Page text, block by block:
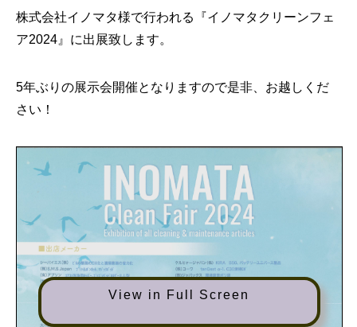
株式会社イノマタ様で行われる『イノマタクリーンフェ
ア2024』に出展致します。
5年ぶりの展示会開催となりますので是非、お越しくだ
さい！
View in Full Screen